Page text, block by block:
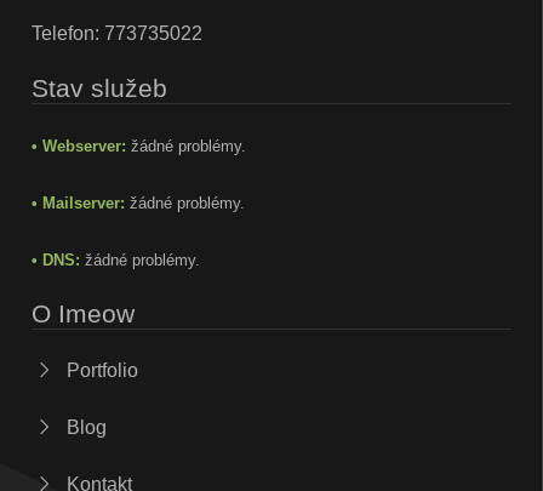
Telefon: 773735022
Stav služeb
• Webserver: žádné problémy.
• Mailserver: žádné problémy.
• DNS: žádné problémy.
O Imeow
Portfolio
Blog
Kontakt